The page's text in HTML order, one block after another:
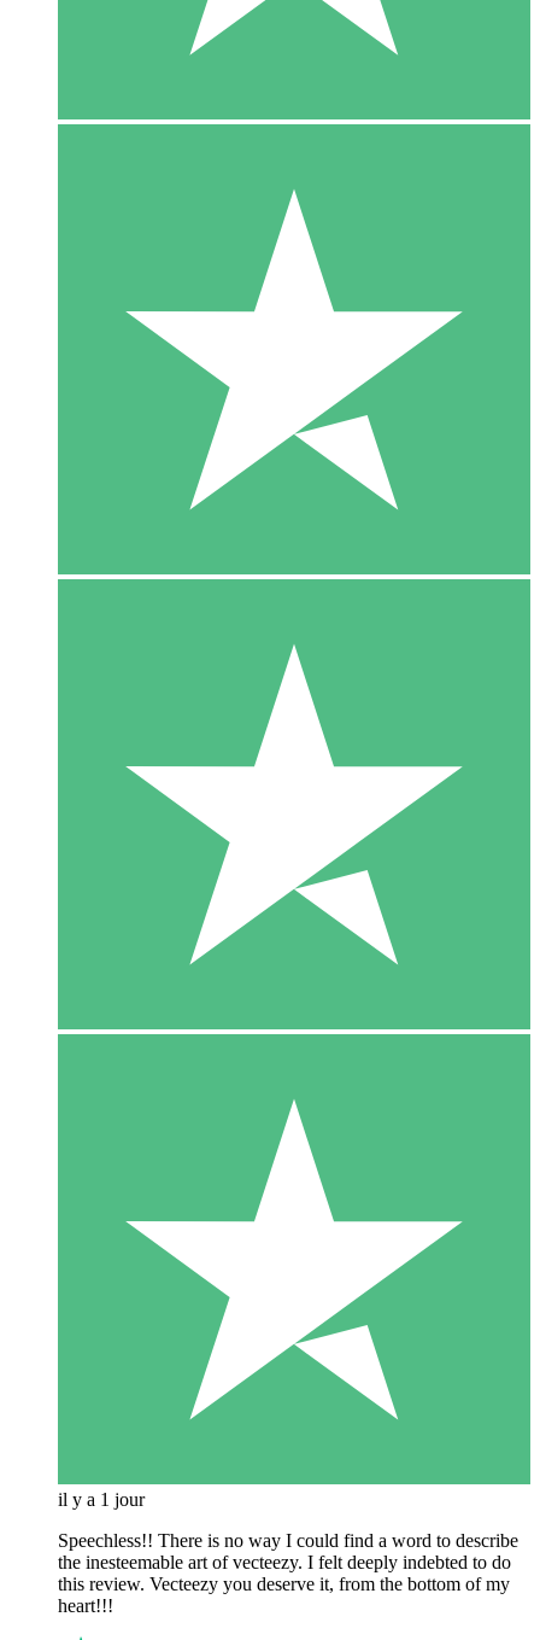
il y a 1 jour
Speechless!! There is no way I could find a word to describe
the inesteemable art of vecteezy. I felt deeply indebted to do
this review. Vecteezy you deserve it, from the bottom of my
heart!!!